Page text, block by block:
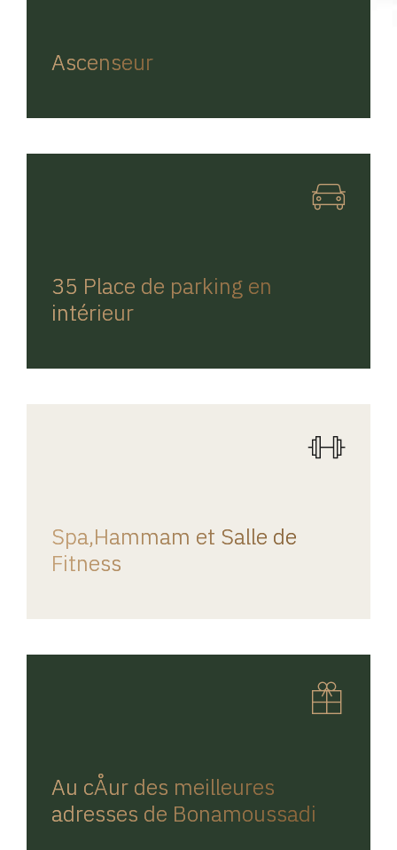
Ascenseur
35 Place de parking en
intérieur
Spa,Hammam et Salle de
Fitness
Au cÅur des meilleures
adresses de Bonamoussadi